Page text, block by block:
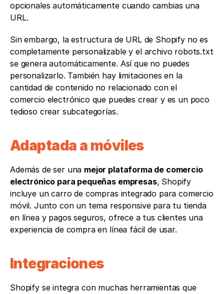
opcionales automáticamente cuando cambias una
URL.
Sin embargo, la estructura de URL de Shopify no es
completamente personalizable y el archivo robots.txt
se genera automáticamente. Así que no puedes
personalizarlo. También hay limitaciones en la
cantidad de contenido no relacionado con el
comercio electrónico que puedes crear y es un poco
tedioso crear subcategorías.
Adaptada a móviles
Además de ser una mejor plataforma de comercio
electrónico para pequeñas empresas, Shopify
incluye un carro de compras integrado para comercio
móvil. Junto con un tema responsive para tu tienda
en línea y pagos seguros, ofrece a tus clientes una
experiencia de compra en línea fácil de usar.
Integraciones
Shopify se integra con muchas herramientas que